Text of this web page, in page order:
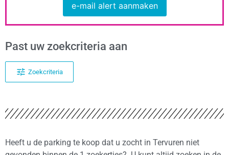
e-mail alert aanmaken
Past uw zoekcriteria aan
Zoekcriteria
Heeft u de parking te koop dat u zocht in Tervuren niet